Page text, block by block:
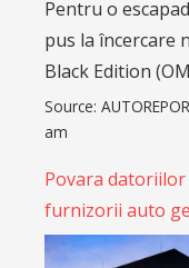
internaționali, în
China se
dintr-un studiu